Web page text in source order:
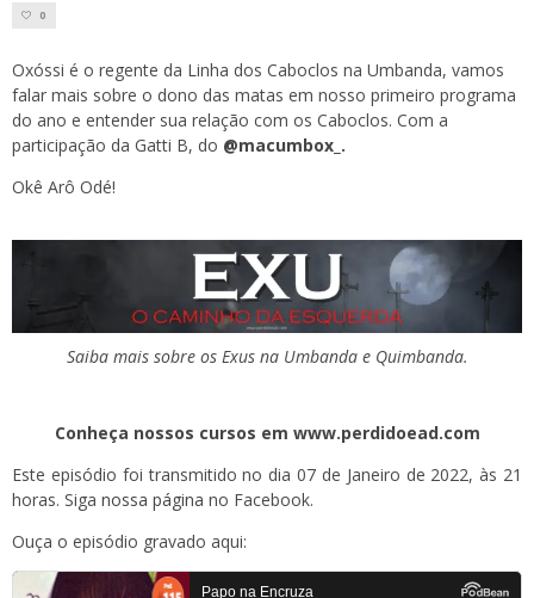
0
Oxóssi é o regente da Linha dos Caboclos na Umbanda, vamos
falar mais sobre o dono das matas em nosso primeiro programa
do ano e entender sua relação com os Caboclos. Com a
participação da Gatti B, do @macumbox_.
Okê Arô Odé!
Saiba mais sobre os Exus na Umbanda e Quimbanda.
Conheça nossos cursos em www.perdidoead.com
Este episódio foi transmitido no dia 07 de Janeiro de 2022, às 21
horas. Siga nossa página no Facebook.
Ouça o episódio gravado aqui: